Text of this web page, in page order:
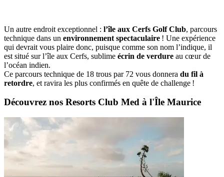
Un autre endroit exceptionnel : l’île aux Cerfs Golf Club, parcours
technique dans un environnement spectaculaire ! Une expérience
qui devrait vous plaire donc, puisque comme son nom l’indique, il
est situé sur l’île aux Cerfs, sublime écrin de verdure au cœur de
l’océan indien.
Ce parcours technique de 18 trous par 72 vous donnera du fil à
retordre, et ravira les plus confirmés en quête de challenge !
Découvrez nos Resorts Club Med à l'Île Maurice